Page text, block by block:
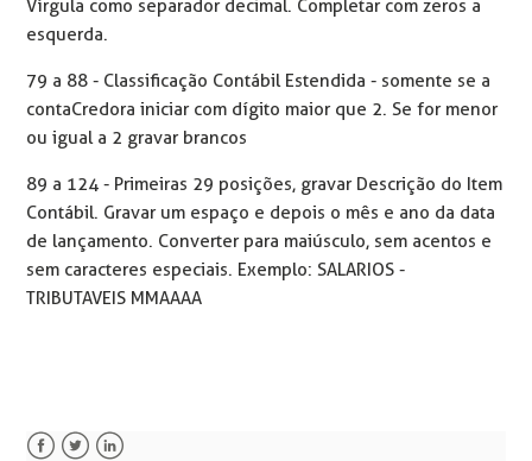
Vírgula como separador decimal. Completar com zeros a
esquerda.
79 a 88 - Classificação Contábil Estendida - somente se a
conta Credora iniciar com dígito maior que 2. Se for menor
ou igual a 2 gravar brancos
89 a 124 - Primeiras 29 posições, gravar Descrição do Item
Contábil. Gravar um espaço e depois o mês e ano da data
de lançamento. Converter para maiúsculo, sem acentos e
sem caracteres especiais. Exemplo: SALARIOS -
TRIBUTAVEIS MMAAAA